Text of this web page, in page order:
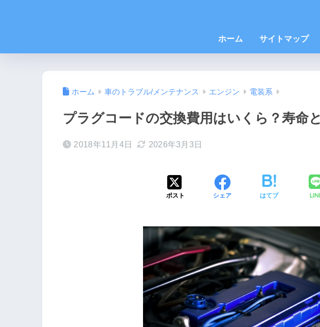
ホーム サイトマップ
ホーム 車のトラブル/メンテナンス エンジン 電装系
プラグコードの交換費用はいくら？寿命
2018年11月4日 2026年3月3日
ポスト シェア はてブ